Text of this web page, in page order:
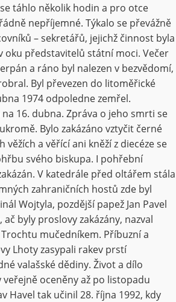
táhlo několik hodin a pro otce
nepříjemné. Týkalo se převážně
– sekretářů, jejichž činnost byla
oku představitelů státní moci. Večer
a ráno byl nalezen v bezvědomí,
Byl převezen do litoměřické
1974 odpoledne zemřel.
16. dubna. Zpráva o jeho smrti se
Bylo zakázáno vztyčit černé
a věřící ani kněží z diecéze se
svého biskupa. I pohřební
V katedrále před oltářem stála
zahraničních hostů zde byl
Wojtyla, pozdější papež Jan Pavel
byly proslovy zakázány, nazval
mučedníkem. Příbuzní a
Lhoty zasypali rakev prstí
valašské dědiny. Život a dílo
oceněny až po listopadu
Havel tak učinil 28. října 1992, kdy